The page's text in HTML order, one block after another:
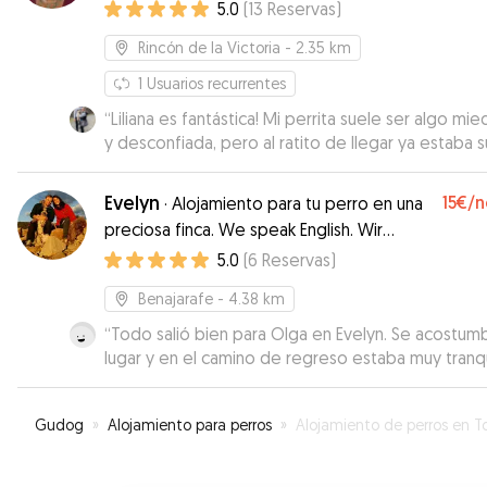
5.0 (13 Reservas)
Rincón de la Victoria - 2.35 km
1 Usuarios recurrentes
“Liliana es fantástica! Mi perrita suele ser algo
y desconfiada, pero al ratito de llegar ya estaba
cómoda! :) me ha encantado el trato que le han
muchos paseos, le han permitido subirse a un
sofalito junto con su perrito y además me estuvo
mandando muchísimas fotos y videos! MUY
Sin duda si vuelvo a Malaga repetiré con ella!
Evelyn · Alojamiento para tu perro en una
preciosa finca. We speak English. Wir
sprechen Deutsch.
15€/
5.0 (6 Reservas)
Benajarafe - 4.38 km
“Todo salió bien para Olga en Evelyn. Se
lugar y en el camino de regreso estaba muy
Gudog » Alojamiento para perros » Alojamiento de perros en Torre de